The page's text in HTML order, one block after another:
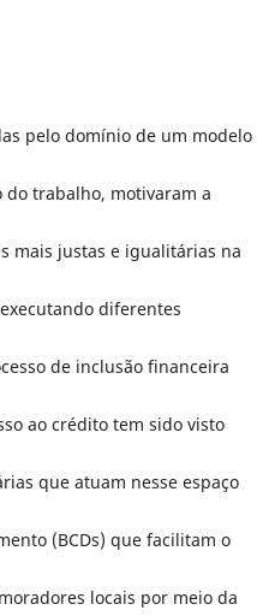
pelo domínio de um modelo
do trabalho, motivaram a
mais justas e igualitárias na
diferentes
de inclusão financeira
ao crédito tem sido visto
que atuam nesse espaço
(BCDs) que facilitam o
locais por meio da